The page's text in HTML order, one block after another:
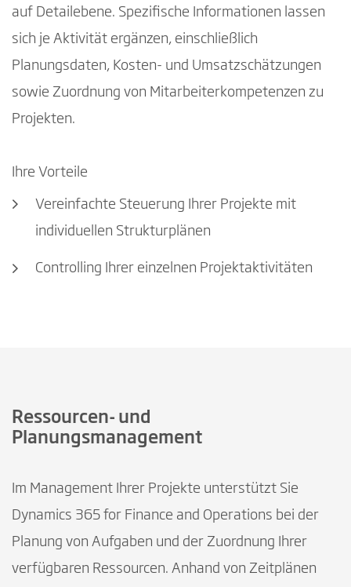
auf Detailebene. Spezifische Informationen lassen
sich je Aktivität ergänzen, einschließlich
Planungsdaten, Kosten- und Umsatzschätzungen
sowie Zuordnung von Mitarbeiterkompetenzen zu
Projekten.
Ihre Vorteile
Vereinfachte Steuerung Ihrer Projekte mit
individuellen Strukturplänen
Controlling Ihrer einzelnen Projektaktivitäten
Ressourcen- und
Planungsmanagement
Im Management Ihrer Projekte unterstützt Sie
Dynamics 365 for Finance and Operations bei der
Planung von Aufgaben und der Zuordnung Ihrer
verfügbaren Ressourcen. Anhand von Zeitplänen